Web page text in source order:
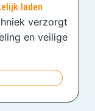
laden
verzorgt
en veilige